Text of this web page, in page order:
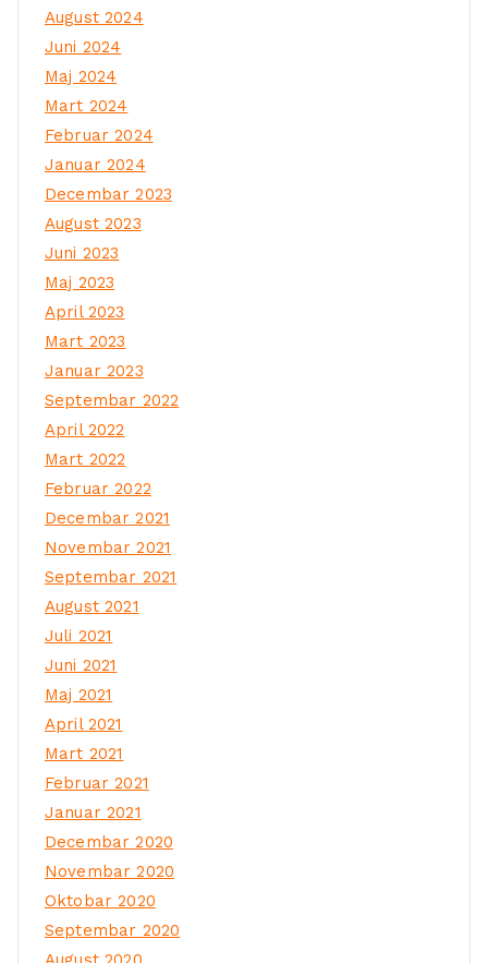
August 2024
Juni 2024
Maj 2024
Mart 2024
Februar 2024
Januar 2024
Decembar 2023
August 2023
Juni 2023
Maj 2023
April 2023
Mart 2023
Januar 2023
Septembar 2022
April 2022
Mart 2022
Februar 2022
Decembar 2021
Novembar 2021
Septembar 2021
August 2021
Juli 2021
Juni 2021
Maj 2021
April 2021
Mart 2021
Februar 2021
Januar 2021
Decembar 2020
Novembar 2020
Oktobar 2020
Septembar 2020